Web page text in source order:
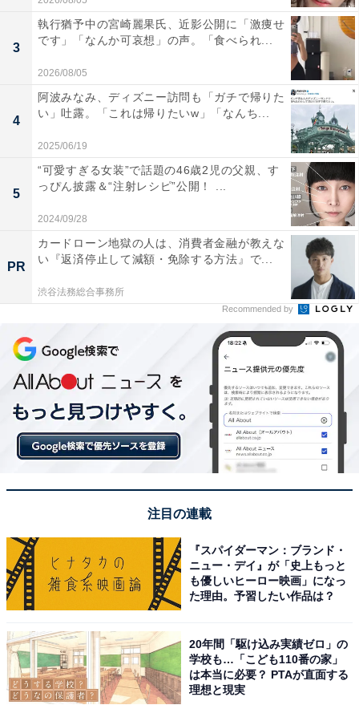
3
執行猶予中の宮崎麗果氏、近影公開に「激痩せ
です」「なんか可哀想」の声。「食べられ...
2026/08/05
4
阿波みなみ、ディズニー訪問も「ガチで帰りた
い」吐露。「これは帰りたいw」「なんち...
2025/06/19
5
“可愛すぎる女装”で話題の46歳2児の父親、す
っぴん披露＆“注射レシピ”公開！ ...
2024/09/28
PR
カードローン地獄の人は、消費者金融が教えな
い『返済停止して減額・免除する方法』で...
渋谷法務総合事務所
Recommended by
注目の連載
『スパイダーマン：ブランド・
ニュー・デイ』が「史上もっと
も優しいヒーロー映画」になっ
た理由。予習したい作品は？
20年間「駆け込み実績ゼロ」の
学校も…「こども110番の家」
は本当に必要？ PTAが直面する
理想と現実